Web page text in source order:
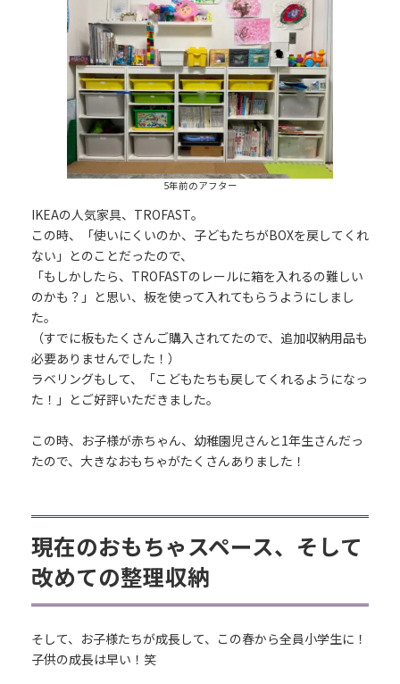
5年前のアフター
IKEAの人気家具、TROFAST。
この時、「使いにくいのか、子どもたちがBOXを戻してくれ
ない」とのことだったので、
「もしかしたら、TROFASTのレールに箱を入れるの難しい
のかも？」と思い、板を使って入れてもらうようにしまし
た。
（すでに板もたくさんご購入されてたので、追加収納用品も
必要ありませんでした！）
ラベリングもして、「こどもたちも戻してくれるようになっ
た！」とご好評いただきました。
この時、お子様が赤ちゃん、幼稚園児さんと1年生さんだっ
たので、大きなおもちゃがたくさんありました！
現在のおもちゃスペース、そして
改めての整理収納
そして、お子様たちが成長して、この春から全員小学生に！
子供の成長は早い！笑